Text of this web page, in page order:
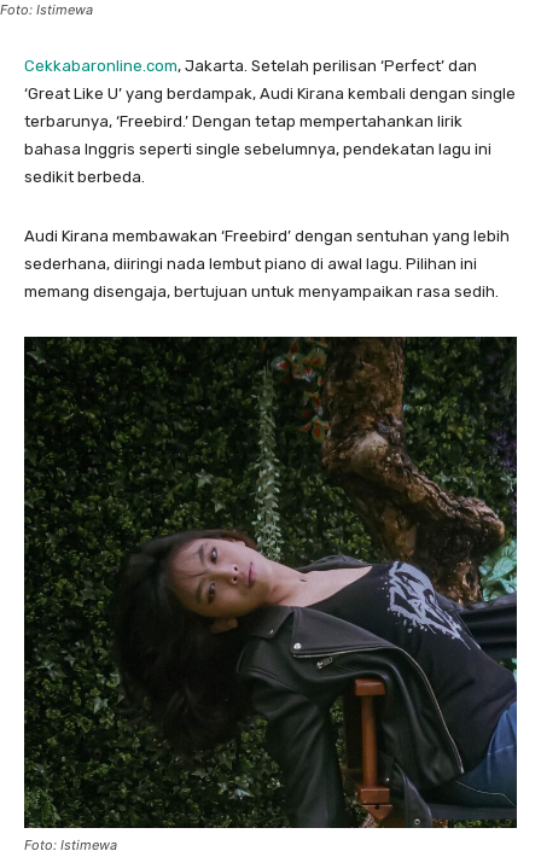
Foto: Istimewa
Cekkabaronline.com, Jakarta. Setelah perilisan ‘Perfect’ dan
‘Great Like U’ yang berdampak, Audi Kirana kembali dengan single
terbarunya, ‘Freebird.’ Dengan tetap mempertahankan lirik
bahasa Inggris seperti single sebelumnya, pendekatan lagu ini
sedikit berbeda.
Audi Kirana membawakan ‘Freebird’ dengan sentuhan yang lebih
sederhana, diiringi nada lembut piano di awal lagu. Pilihan ini
memang disengaja, bertujuan untuk menyampaikan rasa sedih.
Foto: Istimewa